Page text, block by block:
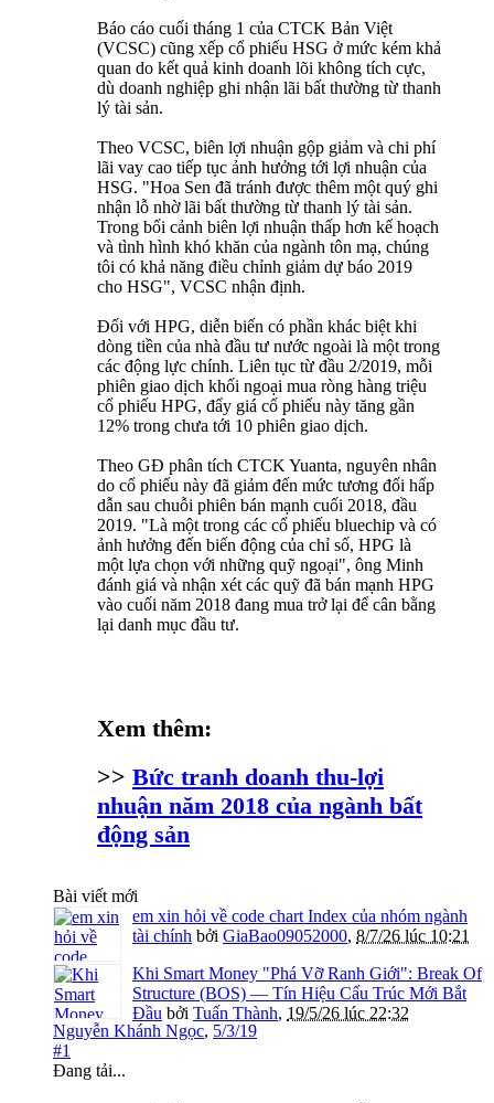
Báo cáo cuối tháng 1 của CTCK Bản Việt
(VCSC) cũng xếp cổ phiếu HSG ở mức kém khả
quan do kết quả kinh doanh lõi không tích cực,
dù doanh nghiệp ghi nhận lãi bất thường từ thanh
lý tài sản.
Theo VCSC, biên lợi nhuận gộp giảm và chi phí
lãi vay cao tiếp tục ảnh hưởng tới lợi nhuận của
HSG. "Hoa Sen đã tránh được thêm một quý ghi
nhận lỗ nhờ lãi bất thường từ thanh lý tài sản.
Trong bối cảnh biên lợi nhuận thấp hơn kế hoạch
và tình hình khó khăn của ngành tôn mạ, chúng
tôi có khả năng điều chỉnh giảm dự báo 2019
cho HSG", VCSC nhận định.
Đối với HPG, diễn biến có phần khác biệt khi
dòng tiền của nhà đầu tư nước ngoài là một trong
các động lực chính. Liên tục từ đầu 2/2019, mỗi
phiên giao dịch khối ngoại mua ròng hàng triệu
cổ phiếu HPG, đẩy giá cổ phiếu này tăng gần
12% trong chưa tới 10 phiên giao dịch.
Theo GĐ phân tích CTCK Yuanta, nguyên nhân
do cổ phiếu này đã giảm đến mức tương đối hấp
dẫn sau chuỗi phiên bán mạnh cuối 2018, đầu
2019. "Là một trong các cổ phiếu bluechip và có
ảnh hưởng đến biến động của chỉ số, HPG là
một lựa chọn với những quỹ ngoại", ông Minh
đánh giá và nhận xét các quỹ đã bán mạnh HPG
vào cuối năm 2018 đang mua trở lại để cân bằng
lại danh mục đầu tư.
Xem thêm:
>> Bức tranh doanh thu-lợi
nhuận năm 2018 của ngành bất
động sản
Bài viết mới
em xin hỏi về code chart Index của nhóm ngành
tài chính bởi GiaBao09052000, 8/7/26 lúc 10:21
Khi Smart Money "Phá Vỡ Ranh Giới": Break Of
Structure (BOS) — Tín Hiệu Cấu Trúc Mới Bắt
Đầu bởi Tuấn Thành, 19/5/26 lúc 22:32
Nguyễn Khánh Ngọc, 5/3/19
#1
Đang tải...